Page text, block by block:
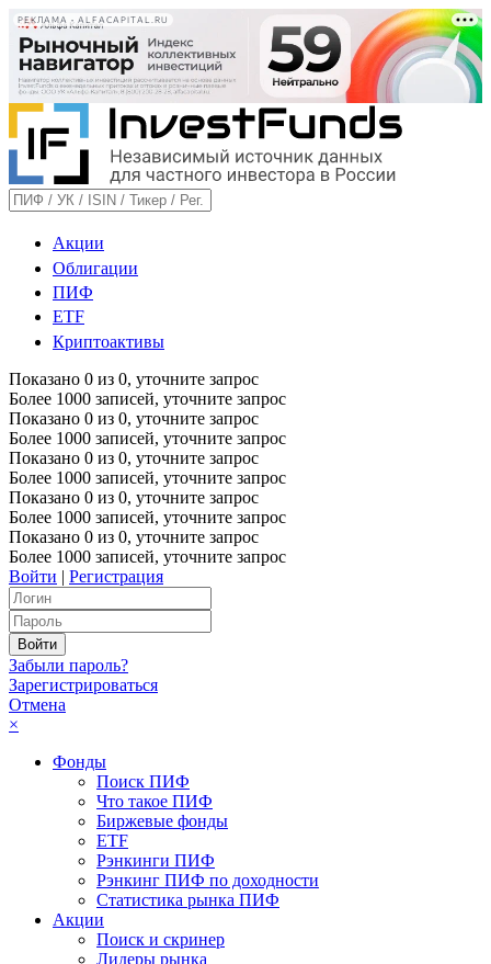
РЕКЛАМА • ALFACAPITAL.RU
Акции
Облигации
ПИФ
ETF
Криптоактивы
Показано 0 из 0, уточните запрос
Более 1000 записей, уточните запрос
Показано 0 из 0, уточните запрос
Более 1000 записей, уточните запрос
Показано 0 из 0, уточните запрос
Более 1000 записей, уточните запрос
Показано 0 из 0, уточните запрос
Более 1000 записей, уточните запрос
Показано 0 из 0, уточните запрос
Более 1000 записей, уточните запрос
Войти | Регистрация
Забыли пароль?
Зарегистрироваться
Отмена
×
Фонды
Поиск ПИФ
Что такое ПИФ
Биржевые фонды
ETF
Рэнкинги ПИФ
Рэнкинг ПИФ по доходности
Статистика рынка ПИФ
Акции
Поиск и скринер
Лидеры рынка